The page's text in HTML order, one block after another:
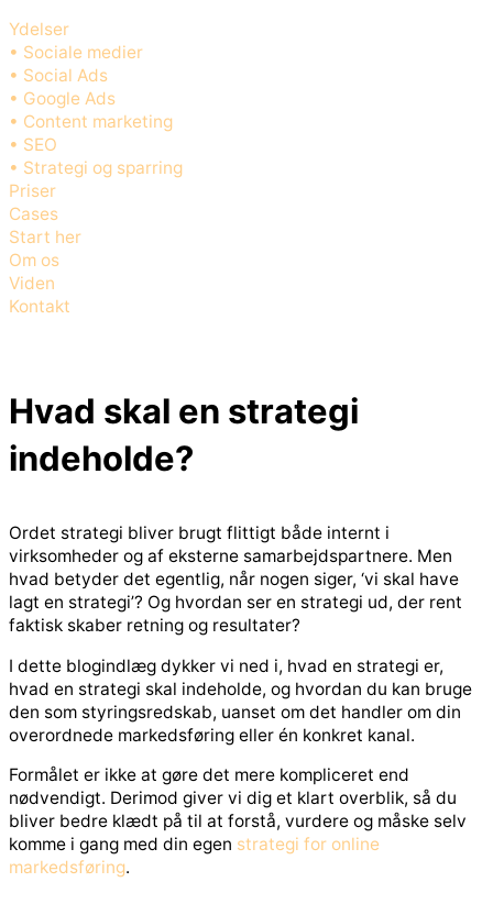
Ydelser
• Sociale medier
• Social Ads
• Google Ads
• Content marketing
• SEO
• Strategi og sparring
Priser
Cases
Start her
Om os
Viden
Kontakt
Hvad skal en strategi
indeholde?
Ordet strategi bliver brugt flittigt både internt i
virksomheder og af eksterne samarbejdspartnere. Men
hvad betyder det egentlig, når nogen siger, ‘vi skal have
lagt en strategi’? Og hvordan ser en strategi ud, der rent
faktisk skaber retning og resultater?
I dette blogindlæg dykker vi ned i, hvad en strategi er,
hvad en strategi skal indeholde, og hvordan du kan bruge
den som styringsredskab, uanset om det handler om din
overordnede markedsføring eller én konkret kanal.
Formålet er ikke at gøre det mere kompliceret end
nødvendigt. Derimod giver vi dig et klart overblik, så du
bliver bedre klædt på til at forstå, vurdere og måske selv
komme i gang med din egen strategi for online
markedsføring.